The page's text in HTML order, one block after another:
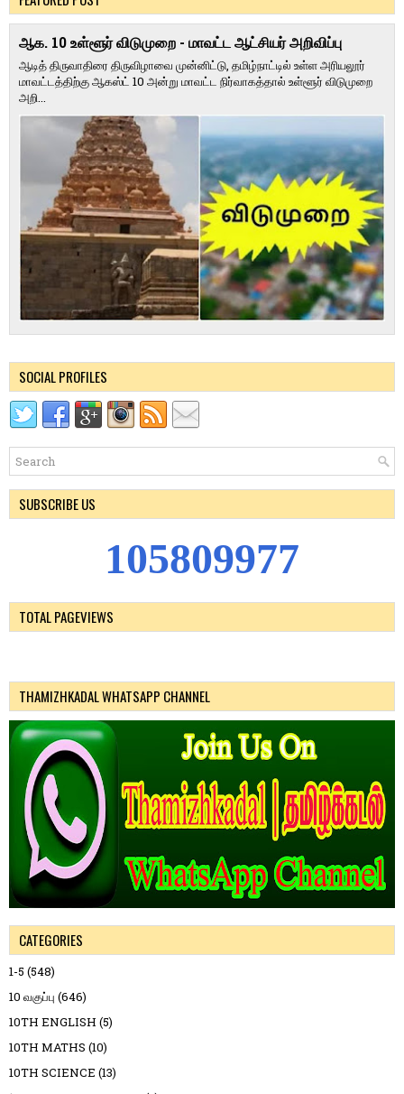
ஆக. 10 உள்ளூர் விடுமுறை - மாவட்ட ஆட்சியர் அறிவிப்பு
ஆடித் திருவாதிரை திருவிழாவை முன்னிட்டு, தமிழ்நாட்டில் உள்ள அரியலூர்
மாவட்டத்திற்கு ஆகஸ்ட் 10 அன்று மாவட்ட நிர்வாகத்தால் உள்ளூர் விடுமுறை
அறி...
SOCIAL PROFILES
SUBSCRIBE US
105809977
TOTAL PAGEVIEWS
THAMIZHKADAL WHATSAPP CHANNEL
CATEGORIES
1-5 (548)
10 வகுப்பு (646)
10TH ENGLISH (5)
10TH MATHS (10)
10TH SCIENCE (13)